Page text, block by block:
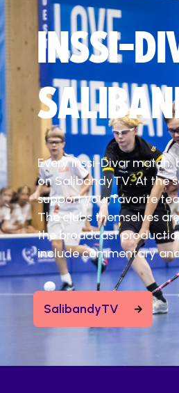
INSSI-
Every Inssi-Divar
on SalibandyTV. At the
support your favorite
The clubs themselves
the broadcast
include commentary
SalibandyTV